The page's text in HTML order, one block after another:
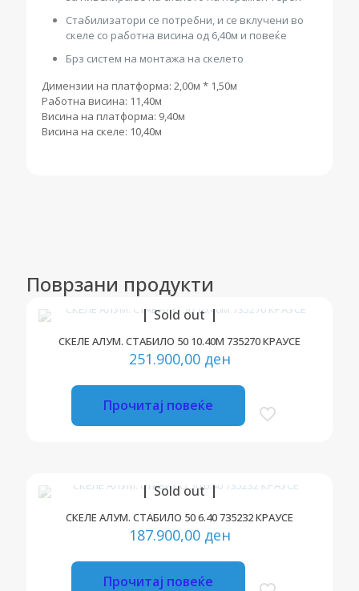
Стабилизатори се потребни, и се вклучени во
скеле со работна висина од 6,40м и повеќе
Брз систем на монтажа на скелето
Димензии на платформа: 2,00м * 1,50м
Работна висина: 11,40м
Висина на платформа: 9,40м
Висина на скеле: 10,40м
Поврзани продукти
Sold out
СКЕЛЕ АЛУМ. СТАБИЛО 50 10.40М 735270 КРАУСЕ
251.900,00 ден
Прочитај повеќе
Sold out
СКЕЛЕ АЛУМ. СТАБИЛО 50 6.40 735232 КРАУСЕ
187.900,00 ден
Прочитај повеќе